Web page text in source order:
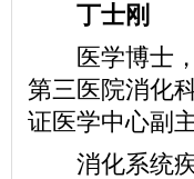
丁士刚
医学博士，
第三医院消化
证医学中心副
消化系统疾